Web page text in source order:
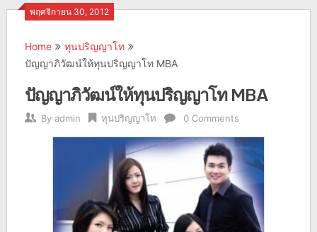
พฤศจิกายน 30, 2012
Home
ทุนปริญญาโท
ปัญญาภิวัฒน์ให้ทุนปริญญาโท MBA
ปัญญาภิวัฒน์ให้ทุนปริญญาโท MBA
By admin ทุนปริญญาโท 0 Comments